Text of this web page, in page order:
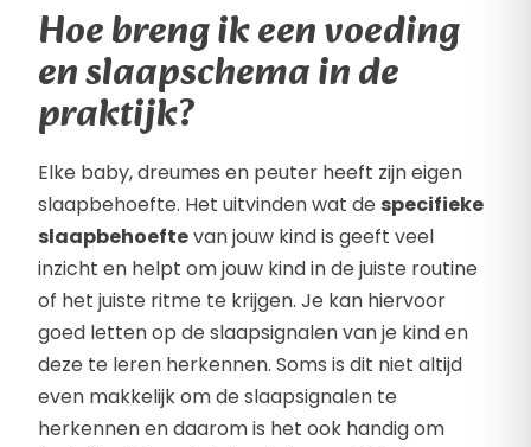
Hoe breng ik een voeding
en slaapschema in de
praktijk?
Elke baby, dreumes en peuter heeft zijn eigen
slaapbehoefte. Het uitvinden wat de specifieke
slaapbehoeftevan jouw kind is geeft veel
inzicht en helpt om jouw kind in de juiste routine
of het juiste ritme te krijgen. Je kan hiervoor
goed letten op de slaapsignalen van je kind en
deze te leren herkennen. Soms is dit niet altijd
even makkelijk om de slaapsignalen te
herkennen en daarom is het ook handig om